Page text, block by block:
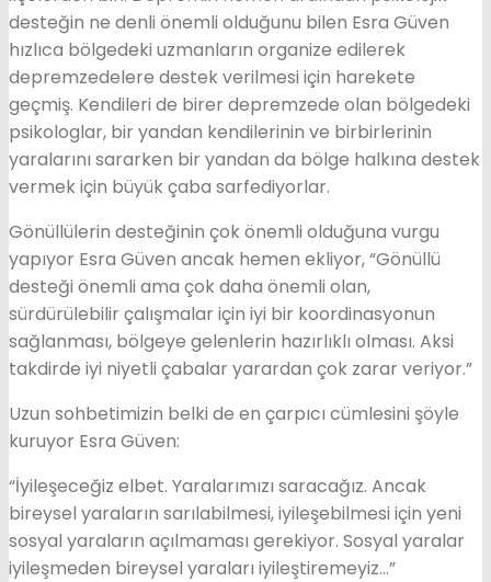
desteğin ne denli önemli olduğunu bilen Esra Güven
hızlıca bölgedeki uzmanların organize edilerek
depremzedelere destek verilmesi için harekete
geçmiş. Kendileri de birer depremzede olan bölgedeki
psikologlar, bir yandan kendilerinin ve birbirlerinin
yaralarını sararken bir yandan da bölge halkına destek
vermek için büyük çaba sarfediyorlar.
Gönüllülerin desteğinin çok önemli olduğuna vurgu
yapıyor Esra Güven ancak hemen ekliyor, “Gönüllü
desteği önemli ama çok daha önemli olan,
sürdürülebilir çalışmalar için iyi bir koordinasyonun
sağlanması, bölgeye gelenlerin hazırlıklı olması. Aksi
takdirde iyi niyetli çabalar yarardan çok zarar veriyor.”
Uzun sohbetimizin belki de en çarpıcı cümlesini şöyle
kuruyor Esra Güven:
“İyileşeceğiz elbet. Yaralarımızı saracağız. Ancak
bireysel yaraların sarılabilmesi, iyileşebilmesi için yeni
sosyal yaraların açılmaması gerekiyor. Sosyal yaralar
iyileşmeden bireysel yaraları iyileştiremeyiz…”